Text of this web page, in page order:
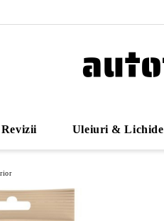
Revizii Uleiuri & Lichide